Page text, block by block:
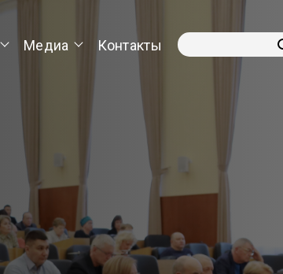
Медиа Контакты